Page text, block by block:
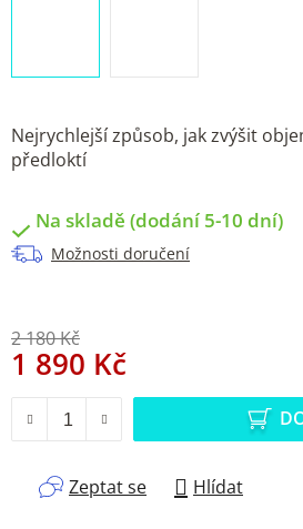
Nejrychlejší způsob, jak zvýšit
předloktí
Na skladě (dodání 5-10 dní)
Možnosti doručení
2 180 Kč
1 890 Kč
Zeptat se Hlídat